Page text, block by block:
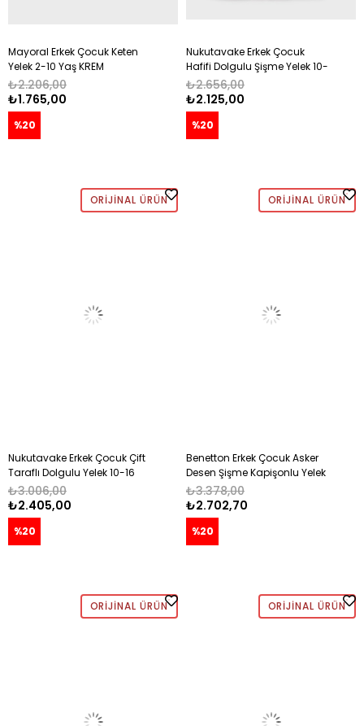
Mayoral Erkek Çocuk Keten
Yelek 2-10 Yaş KREM
₺1.765,00
₺2.206,00
%20
Nukutavake Erkek Çocuk
Hafifi Dolgulu Şişme Yelek 10-
16 SİYAH
₺2.125,00
₺2.656,00
%20
ORIJINAL ÜRÜN
Nukutavake Erkek Çocuk Çift
Taraflı Dolgulu Yelek 10-16
SİYAH - YEŞİL
₺2.405,00
₺3.006,00
%20
ORIJINAL ÜRÜN
Benetton Erkek Çocuk Asker
Desen Şişme Kapişonlu Yelek
6-14 Yaş SİYAH
₺2.702,70
₺3.378,00
%20
ORIJINAL ÜRÜN ORIJINAL ÜRÜN